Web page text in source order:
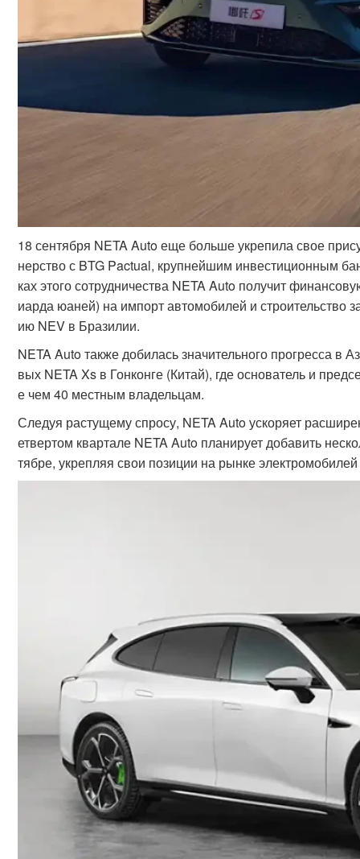
18 сентября NETA Auto еще больше укрепила свое
нерство с BTG Pactual, крупнейшим инвестиционным
ках этого сотрудничества NETA Auto получит
иарда юаней) на импорт автомобилей и строительство
ию NEV в Бразилии.
NETA Auto также добилась значительного прогресса
вых NETA Xs в Гонконге (Китай), где основатель и
е чем 40 местным владельцам.
Следуя растущему спросу, NETA Auto ускоряет
етвертом квартале NETA Auto планирует добавить
тябре, укрепляя свои позиции на рынке